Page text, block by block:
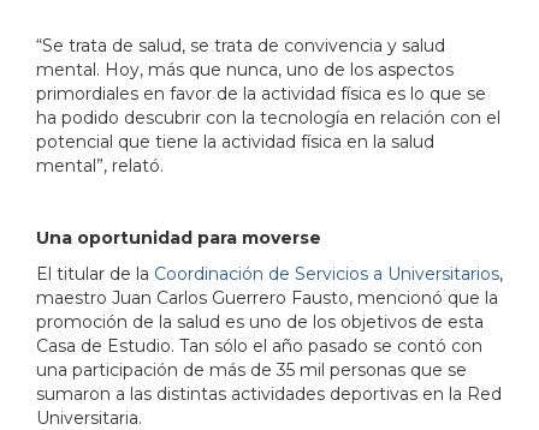
“Se trata de salud, se trata de convivencia y salud
mental. Hoy, más que nunca, uno de los aspectos
primordiales en favor de la actividad física es lo que se
ha podido descubrir con la tecnología en relación con el
potencial que tiene la actividad física en la salud
mental”, relató.
Una oportunidad para moverse
El titular de la Coordinación de Servicios a Universitarios,
maestro Juan Carlos Guerrero Fausto, mencionó que la
promoción de la salud es uno de los objetivos de esta
Casa de Estudio. Tan sólo el año pasado se contó con
una participación de más de 35 mil personas que se
sumaron a las distintas actividades deportivas en la Red
Universitaria.